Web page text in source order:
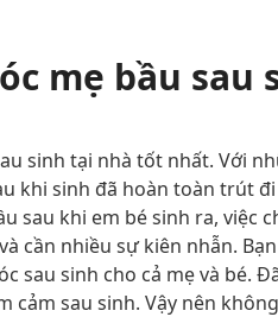
mẹ bầu sau
sinh tại nhà tốt nhất. Với
khi sinh đã hoàn toàn trút
sau khi em bé sinh ra, việc
cần nhiều sự kiên nhẫn.
sau sinh cho cả mẹ và bé.
cảm sau sinh. Vậy nên